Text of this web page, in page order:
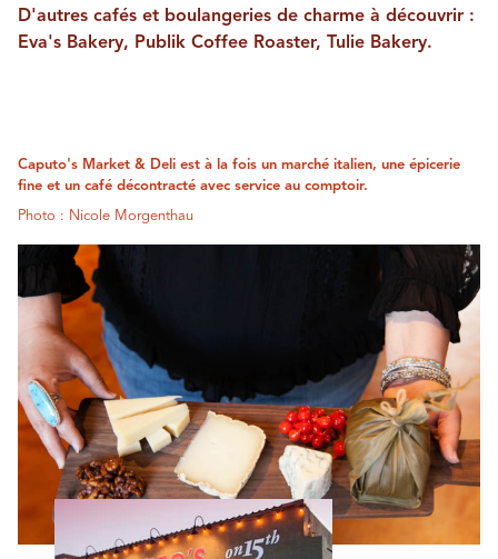
D'autres cafés et boulangeries de charme à découvrir :
Eva's Bakery, Publik Coffee Roaster, Tulie Bakery.
Caputo's Market & Deli est à la fois un marché italien, une épicerie
fine et un café décontracté avec service au comptoir.
Photo : Nicole Morgenthau